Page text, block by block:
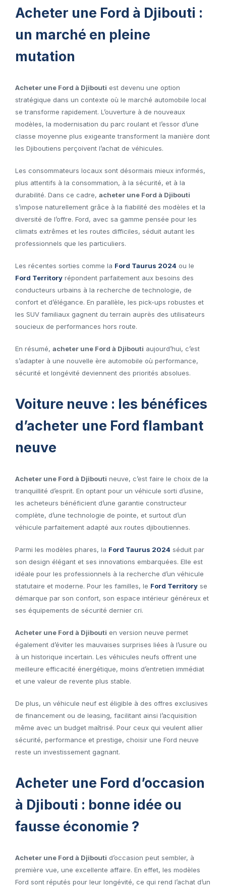
Acheter une Ford à Djibouti :
un marché en pleine
mutation
Acheter une Ford à Djibouti est devenu une option
stratégique dans un contexte où le marché automobile local
se transforme rapidement. L’ouverture à de nouveaux
modèles, la modernisation du parc roulant et l’essor d’une
classe moyenne plus exigeante transforment la manière dont
les Djiboutiens perçoivent l’achat de véhicules.
Les consommateurs locaux sont désormais mieux informés,
plus attentifs à la consommation, à la sécurité, et à la
durabilité. Dans ce cadre, acheter une Ford à Djibouti
s’impose naturellement grâce à la fiabilité des modèles et la
diversité de l’offre. Ford, avec sa gamme pensée pour les
climats extrêmes et les routes difficiles, séduit autant les
professionnels que les particuliers.
Les récentes sorties comme la Ford Taurus 2024 ou le
Ford Territory répondent parfaitement aux besoins des
conducteurs urbains à la recherche de technologie, de
confort et d’élégance. En parallèle, les pick-ups robustes et
les SUV familiaux gagnent du terrain auprès des utilisateurs
soucieux de performances hors route.
En résumé, acheter une Ford à Djibouti aujourd’hui, c’est
s’adapter à une nouvelle ère automobile où performance,
sécurité et longévité deviennent des priorités absolues.
Voiture neuve : les bénéfices
d’acheter une Ford flambant
neuve
Acheter une Ford à Djibouti neuve, c’est faire le choix de la
tranquillité d’esprit. En optant pour un véhicule sorti d’usine,
les acheteurs bénéficient d’une garantie constructeur
complète, d’une technologie de pointe, et surtout d’un
véhicule parfaitement adapté aux routes djiboutiennes.
Parmi les modèles phares, la Ford Taurus 2024 séduit par
son design élégant et ses innovations embarquées. Elle est
idéale pour les professionnels à la recherche d’un véhicule
statutaire et moderne. Pour les familles, le Ford Territory se
démarque par son confort, son espace intérieur généreux et
ses équipements de sécurité dernier cri.
Acheter une Ford à Djibouti en version neuve permet
également d’éviter les mauvaises surprises liées à l’usure ou
à un historique incertain. Les véhicules neufs offrent une
meilleure efficacité énergétique, moins d’entretien immédiat
et une valeur de revente plus stable.
De plus, un véhicule neuf est éligible à des offres exclusives
de financement ou de leasing, facilitant ainsi l’acquisition
même avec un budget maîtrisé. Pour ceux qui veulent allier
sécurité, performance et prestige, choisir une Ford neuve
reste un investissement gagnant.
Acheter une Ford d’occasion
à Djibouti : bonne idée ou
fausse économie ?
Acheter une Ford à Djibouti d’occasion peut sembler, à
première vue, une excellente affaire. En effet, les modèles
Ford sont réputés pour leur longévité, ce qui rend l’achat d’un